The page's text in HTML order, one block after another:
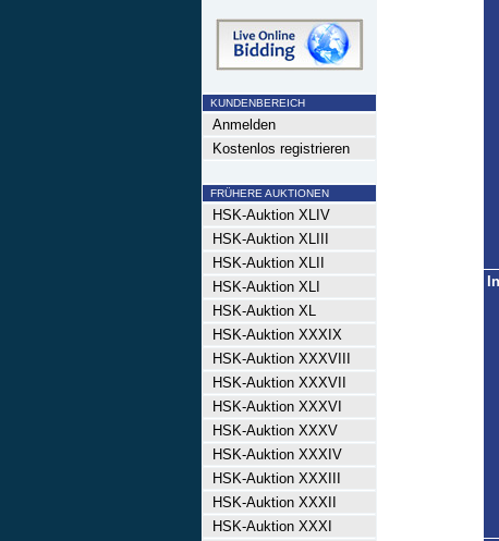
KUNDENBEREICH
Anmelden
Kostenlos registrieren
FRÜHERE AUKTIONEN
HSK-Auktion XLIV
HSK-Auktion XLIII
HSK-Auktion XLII
HSK-Auktion XLI
HSK-Auktion XL
HSK-Auktion XXXIX
HSK-Auktion XXXVIII
HSK-Auktion XXXVII
HSK-Auktion XXXVI
HSK-Auktion XXXV
HSK-Auktion XXXIV
HSK-Auktion XXXIII
HSK-Auktion XXXII
HSK-Auktion XXXI